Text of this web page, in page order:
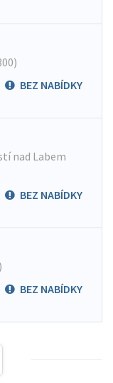
BEZ NABÍDKY
nad Labem
BEZ NABÍDKY
BEZ NABÍDKY